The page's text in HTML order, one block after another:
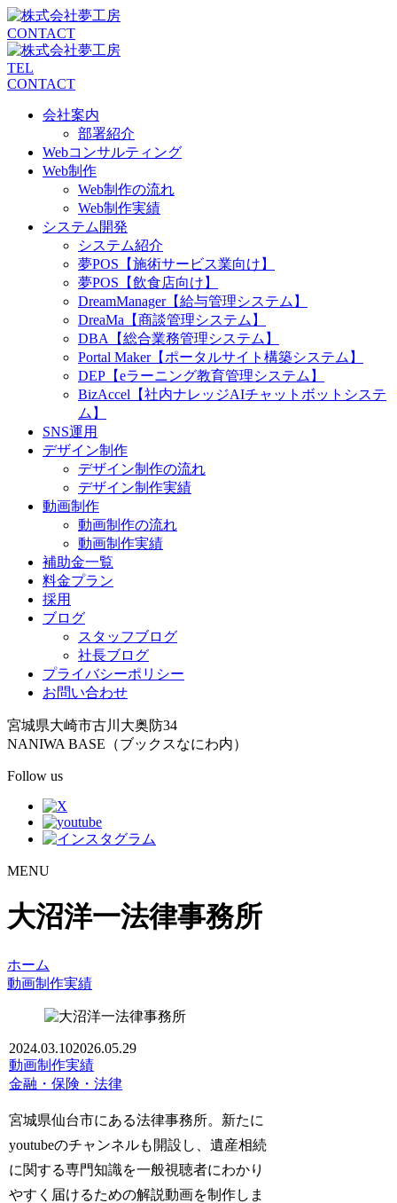
CONTACT
TEL
CONTACT
会社案内
部署紹介
Webコンサルティング
Web制作
Web制作の流れ
Web制作実績
システム開発
システム紹介
夢POS【施術サービス業向け】
夢POS【飲食店向け】
DreamManager【給与管理システム】
DreaMa【商談管理システム】
DBA【総合業務管理システム】
Portal Maker【ポータルサイト構築システム】
DEP【eラーニング教育管理システム】
BizAccel【社内ナレッジAIチャットボットシステ
ム】
SNS運用
デザイン制作
デザイン制作の流れ
デザイン制作実績
動画制作
動画制作の流れ
動画制作実績
補助金一覧
料金プラン
採用
ブログ
スタッフブログ
社長ブログ
プライバシーポリシー
お問い合わせ
宮城県大崎市古川大奥防34
NANIWA BASE（ブックスなにわ内）
Follow us
MENU
大沼洋一法律事務所
ホーム
動画制作実績
2024.03.102026.05.29
動画制作実績
金融・保険・法律
宮城県仙台市にある法律事務所。新たに
youtubeのチャンネルも開設し、遺産相続
に関する専門知識を一般視聴者にわかり
やすく届けるための解説動画を制作しま